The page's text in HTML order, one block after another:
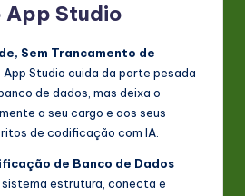
App Studio
Sem Trancamento de
App Studio cuida da parte pesada
de dados, mas deixa o
a seu cargo e aos seus
de codificação com IA.
de Banco de Dados
sistema estrutura, conecta e